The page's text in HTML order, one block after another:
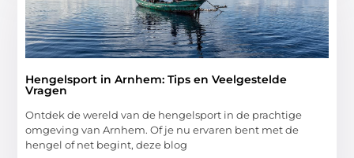
Hengelsport in Arnhem: Tips en Veelgestelde
Vragen
Ontdek de wereld van de hengelsport in de prachtige
omgeving van Arnhem. Of je nu ervaren bent met de
hengel of net begint, deze blog